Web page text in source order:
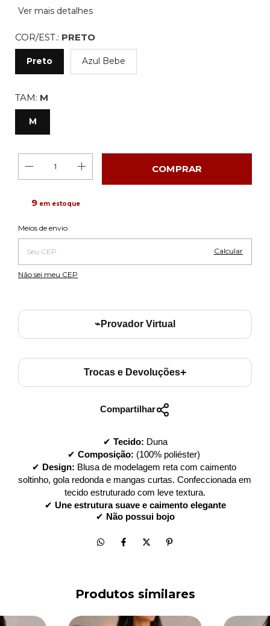
Ver mais detalhes
COR/EST.: PRETO
Preto Azul Bebe
TAM: M
M
9em estoque
Entregas para o CEP:
Meios de envio
Calcular
Não sei meu CEP
⌁Provador Virtual
Trocas e Devoluções+
Compartilhar
✔ Tecido: Duna
✔ Composição: (100% poliéster)
✔ Design: Blusa de modelagem reta com caimento
soltinho, gola redonda e mangas curtas. Confeccionada em
tecido estruturado com leve textura.
✔ Une estrutura suave e caimento elegante
✔ Não possui bojo
Produtos similares